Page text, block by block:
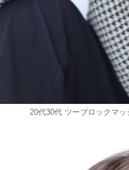
20代30代 ツーブロックマ